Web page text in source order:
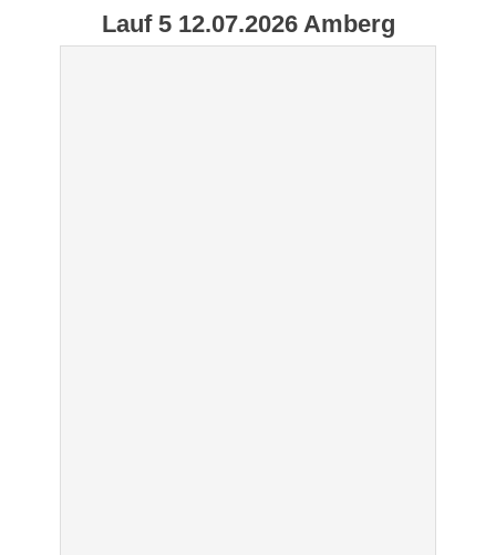
Lauf 5 12.07.2026 Amberg